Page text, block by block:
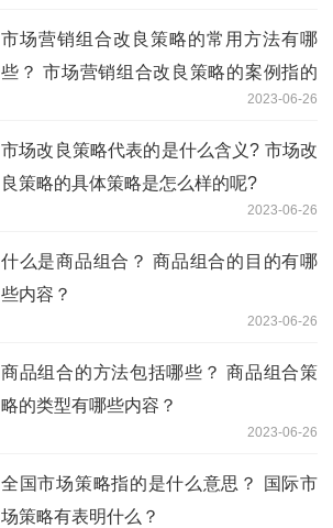
市场营销组合改良策略的常用方法有哪
些？ 市场营销组合改良策略的案例指的
2023-06-26
市场改良策略代表的是什么含义? 市场改
良策略的具体策略是怎么样的呢?
2023-06-26
什么是商品组合？ 商品组合的目的有哪
些内容？
2023-06-26
商品组合的方法包括哪些？ 商品组合策
略的类型有哪些内容？
2023-06-26
全国市场策略指的是什么意思？ 国际市
场策略有表明什么？